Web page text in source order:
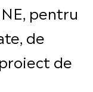
pentru
de
de